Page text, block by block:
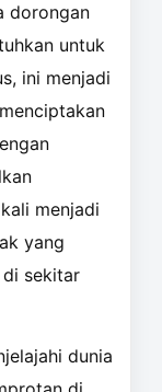
dorongan
untuk
ini menjadi
menjadi
yang
sekitar
dunia